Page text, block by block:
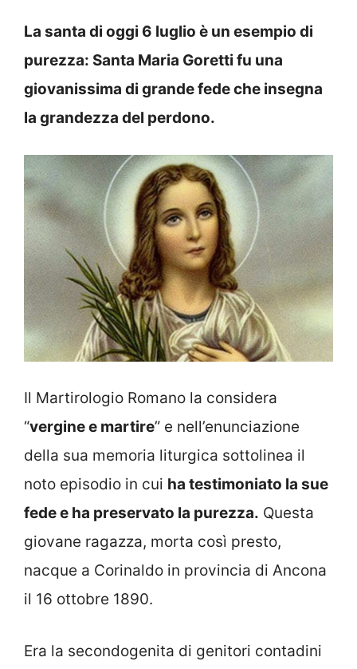
La santa di oggi 6 luglio è un esempio di
purezza: Santa Maria Goretti fu una
giovanissima di grande fede che insegna
la grandezza del perdono.
Il Martirologio Romano la considera
“vergine e martire” e nell’enunciazione
della sua memoria liturgica sottolinea il
noto episodio in cui ha testimoniato la sue
fede e ha preservato la purezza. Questa
giovane ragazza, morta così presto,
nacque a Corinaldo in provincia di Ancona
il 16 ottobre 1890.
Era la secondogenita di genitori contadini